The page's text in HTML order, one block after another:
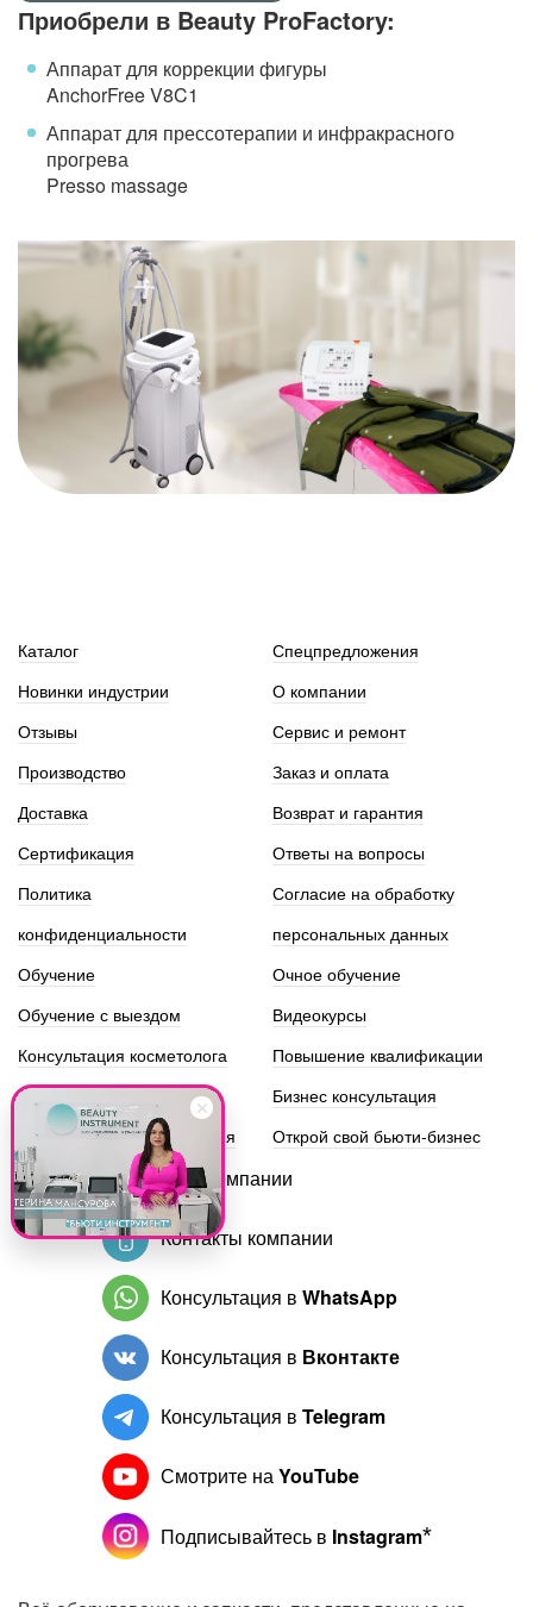
Приобрели в Beauty ProFactory:
Аппарат для коррекции фигуры
AnchorFree V8C1
Аппарат для прессотерапии и инфракрасного
прогрева
Presso massage
Каталог
Спецпредложения
Новинки индустрии
О компании
Отзывы
Сервис и ремонт
Производство
Заказ и оплата
Доставка
Возврат и гарантия
Сертификация
Ответы на вопросы
Политика
конфиденциальности
Согласие на обработку
персональных данных
Обучение
Очное обучение
Обучение с выездом
Видеокурсы
Консультация косметолога
Повышение квалификации
Групповое обучение
Бизнес консультация
Эстетическая косметология
Открой свой бьюти-бизнес
Блог компании
Контакты компании
Консультация в WhatsApp
Консультация в Вконтакте
Консультация в Telegram
Смотрите наYouTube
Подписывайтесь в Instagram